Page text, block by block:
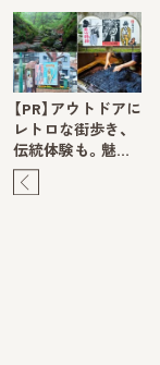
【PR】アウトドアに
レトロな街歩き、
伝統体験も。魅…